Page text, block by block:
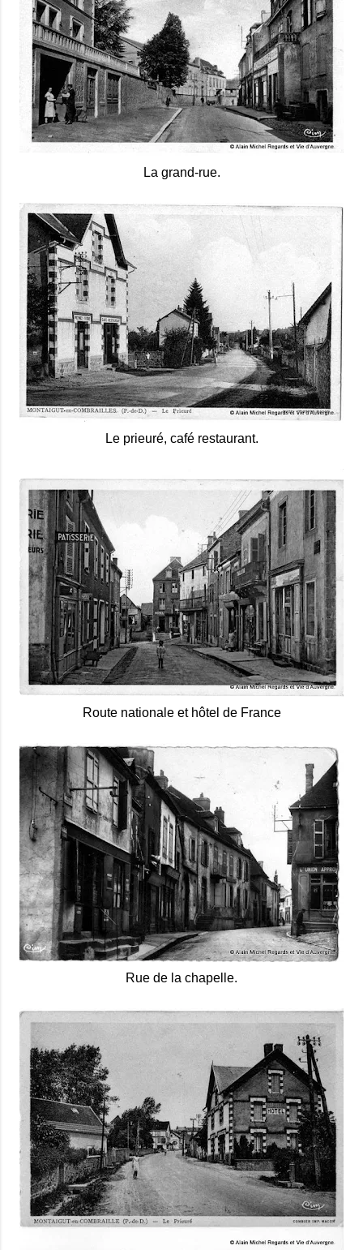
La grand-rue.
Le prieuré, café restaurant.
Route nationale et hôtel de France
Rue de la chapelle.